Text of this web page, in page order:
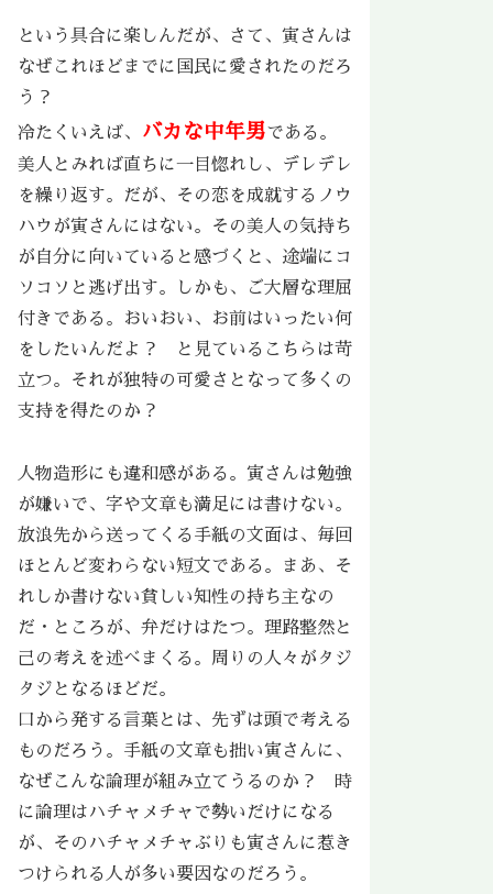
という具合に楽しんだが、さて、寅さんは
なぜこれほどまでに国民に愛されたのだろ
う？
冷たくいえば、
バカな中年男である。
美人とみれば直ちに一目惚れし、デレデレ
を繰り返す。だが、その恋を成就するノウ
ハウが寅さんにはない。その美人の気持ち
が自分に向いていると感づくと、途端にコ
ソコソと逃げ出す。しかも、ご大層な理屈
付きである。おいおい、お前はいったい何
をしたいんだよ？ と見ているこちらは苛
立つ。それが独特の可愛さとなって多くの
支持を得たのか？
人物造形にも違和感がある。寅さんは勉強
が嫌いで、字や文章も満足には書けない。
放浪先から送ってくる手紙の文面は、毎回
ほとんど変わらない短文である。まあ、そ
れしか書けない貧しい知性の持ち主なの
だ・ところが、弁だけはたつ。理路整然と
己の考えを述べまくる。周りの人々がタジ
タジとなるほどだ。
口から発する言葉とは、先ずは頭で考える
ものだろう。手紙の文章も拙い寅さんに、
なぜこんな論理が組み立てうるのか？ 時
に論理はハチャメチャで勢いだけになる
が、そのハチャメチャぶりも寅さんに惹き
つけられる人が多い要因なのだろう。